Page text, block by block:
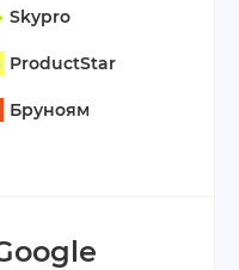
Skypro
ProductStar
Бруноям